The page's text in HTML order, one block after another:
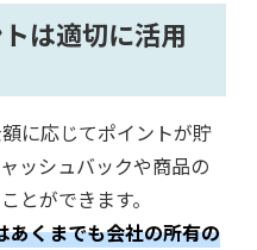
は適切に活用
に応じてポイントが貯
ッシュバックや商品の
とができます。
あくまでも会社の所有の